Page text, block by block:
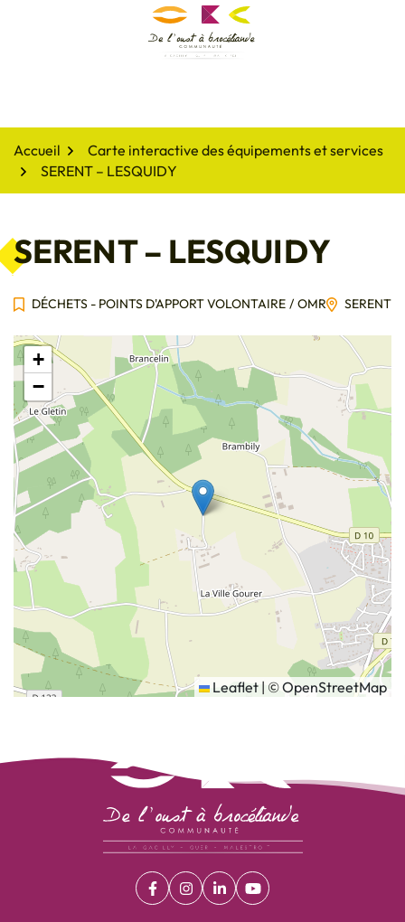
De l'oust à Brocéliande
Accueil
Carte interactive des équipements et services
SERENT – LESQUIDY
SERENT – LESQUIDY
DÉCHETS - POINTS D'APPORT VOLONTAIRE / OMR SERENT
+
−
Leaflet | ©OpenStreetMap
Facebook
(ouverture dans un nouvel onglet)
Instagram
(ouverture dans un nouvel onglet)
Linkedin
(ouverture dans un nouvel
YouTube
(ouverture dans un